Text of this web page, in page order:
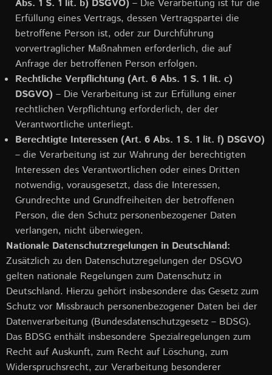
Abs. 1 S. 1 lit. b) DSGVO) – Die Verarbeitung ist für die
Erfüllung eines Vertrags, dessen Vertragspartei die
betroffene Person ist, oder zur Durchführung
vorvertraglicher Maßnahmen erforderlich, die auf
Anfrage der betroffenen Person erfolgen.
Rechtliche Verpflichtung (Art. 6 Abs. 1 S. 1 lit. c)
DSGVO) – Die Verarbeitung ist zur Erfüllung einer
rechtlichen Verpflichtung erforderlich, der der
Verantwortliche unterliegt.
Berechtigte Interessen (Art. 6 Abs. 1 S. 1 lit. f) DSGVO)
– die Verarbeitung ist zur Wahrung der berechtigten
Interessen des Verantwortlichen oder eines Dritten
notwendig, vorausgesetzt, dass die Interessen,
Grundrechte und Grundfreiheiten der betroffenen
Person, die den Schutz personenbezogener Daten
verlangen, nicht überwiegen.
Nationale Datenschutzregelungen in Deutschland:
Zusätzlich zu den Datenschutzregelungen der DSGVO
gelten nationale Regelungen zum Datenschutz in
Deutschland. Hierzu gehört insbesondere das Gesetz zum
Schutz vor Missbrauch personenbezogener Daten bei der
Datenverarbeitung (Bundesdatenschutzgesetz – BDSG).
Das BDSG enthält insbesondere Spezialregelungen zum
Recht auf Auskunft, zum Recht auf Löschung, zum
Widerspruchsrecht, zur Verarbeitung besonderer